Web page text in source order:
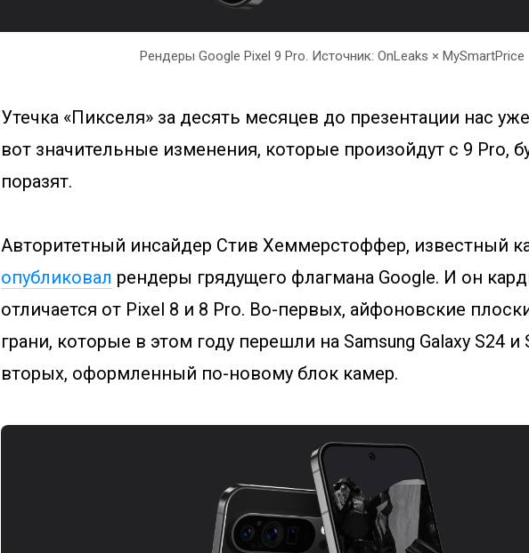
Рендеры Google Pixel 9 Pro. Источник: OnLeaks × MySmartPrice
Утечка «Пикселя» за десять месяцев до презентации нас
вот значительные изменения, которые произойдут с 9 Pro,
поразят.
Авторитетный инсайдер Стив Хеммерстоффер, известный
опубликовал рендеры грядущего флагмана Google. И он
отличается от Pixel 8 и 8 Pro. Во-первых, айфоновские
грани, которые в этом году перешли на Samsung Galaxy S24 и
вторых, оформленный по-новому блок камер.